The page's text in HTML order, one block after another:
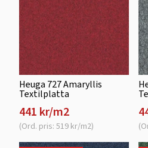
Heuga 727 Amaryllis
Textilplatta
441 kr/m2
(Ord. pris: 519 kr/m2)